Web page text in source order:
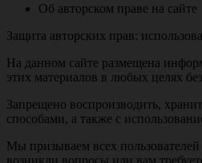
Об авторском праве на сайте
Защита авторских прав:
На данном сайте размещена
этих материалов в любых целях
Запрещено воспроизводить,
способами, а также с
Мы призываем всех
возникли вопросы или вам